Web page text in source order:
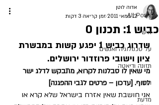
All Posts
אישי
על טכנולוגיה ואנשים
תזונה ודיאטה
ועוד
מדעת
כביש 1: תכנון 0
אדוה לוטן
12 במאי 2011
זמן קריאה 3 דקות
שדרוג כביש 1 יפגע קשות במבשרת
ציון וישובי פרוזדור ירושלים.
מי שאין לו סבלנות לקרוא, מתבקש לדלג ישר
לסוף. [עדכון – פרטים לגבי ההפגנה]
אני חושבת שאין אזרח בישראל שלא קרא או